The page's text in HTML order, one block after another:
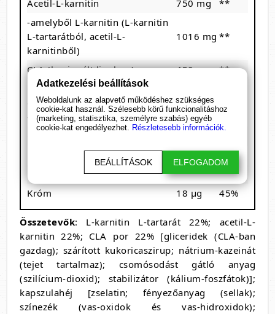
Acetil-L-karnitin 750 mg
**
-amelyből L-karnitin (L-karnitin
L-tartarátból, acetil-L-
karnitinből)
1016 mg **
CLA (konjugált linolsav) 450 mg
**
Garcinia cambogia
gyümölcskivonat
-amelyből HCA
424 mg
225 mg
**
Niacin (mint nikotinsav)
6 mg
100%
Króm
18 µg 45%
Összetevők: L-karnitin L-tartarát 22%; acetil-L-
karnitin 22%; CLA por 22% [gliceridek (CLA-ban
gazdag); szárított kukoricaszirup; nátrium-kazeinát
(tejet tartalmaz); csomósodást gátló anyag
(szilícium-dioxid); stabilizátor (kálium-foszfátok)];
kapszulahéj [zselatin; fényezőanyag (sellak);
színezék (vas-oxidok és vas-hidroxidok);
Adatkezelési beállítások
Weboldalunk az alapvető működéshez szükséges
cookie-kat használ. Szélesebb körű funkcionalitáshoz
(marketing, statisztika, személyre szabás) egyéb
cookie-kat engedélyezhet. Részletesebb információk.
BEÁLLÍTÁSOK ELFOGADOM